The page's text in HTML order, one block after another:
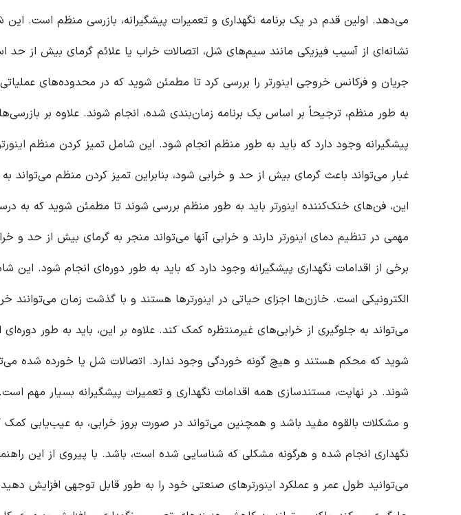
می‌دهد. اولین قدم در یک برنامه نگهداری و تعمیرات پیشگیرانه، بازرسی منظم است.
نشانه‌ای از آسیب فیزیکی مانند سیم‌های شل، اتصالات خراب یا علائم گرمای بیش از حد
جریان و فرکانس خروجی اینورتر را بررسی کرد تا مطمئن شوید که در محدوده‌های
به طور منظم، ترجیحاً بر اساس یک برنامه زمان‌بندی شده، انجام شوند. علاوه بر
پیشگیرانه وجود دارد که باید به طور منظم انجام شود. این شامل تمیز کردن منظم
غبار می‌تواند باعث گرمای بیش از حد و خرابی شود، بنابراین تمیز کردن منظم می‌تواند
این، فن‌های خنک‌کننده اینورتر باید به طور منظم بررسی شوند تا مطمئن شوید که به
مهمی در تنظیم دمای اینورتر دارند و خرابی آنها می‌تواند منجر به گرمای بیش از حد و
برخی از اقدامات نگهداری پیشگیرانه وجود دارد که باید به طور دوره‌ای انجام شود.
الکترونیکی است. خازن‌ها اجزای حیاتی در اینورترها هستند و با گذشت زمان می‌توانند
می‌تواند به جلوگیری از خرابی‌های غیرمنتظره کمک کند. علاوه بر این، باید به طور
شوید که محکم هستند و هیچ گونه خوردگی وجود ندارد. اتصالات شل یا خورده شده
شوند. در نهایت، مستندسازی همه اقدامات نگهداری و تعمیرات پیشگیرانه بسیار مهم
و مشکلات بالقوه مفید باشد و همچنین می‌تواند در صورت بروز خرابی، به عیب‌یابی
نگهداری انجام شده و هرگونه مشکلی که شناسایی شده است، باشد. با پیروی از این
می‌توانید طول عمر و عملکرد اینورترهای صنعتی خود را به طور قابل توجهی افزایش دهید.